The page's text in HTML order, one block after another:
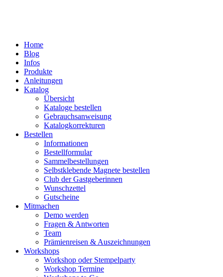
Home
Blog
Infos
Produkte
Anleitungen
Katalog
Übersicht
Kataloge bestellen
Gebrauchsanweisung
Katalogkorrekturen
Bestellen
Informationen
Bestellformular
Sammelbestellungen
Selbstklebende Magnete bestellen
Club der Gastgeberinnen
Wunschzettel
Gutscheine
Mitmachen
Demo werden
Fragen & Antworten
Team
Prämienreisen & Auszeichnungen
Workshops
Workshop oder Stempelparty
Workshop Termine